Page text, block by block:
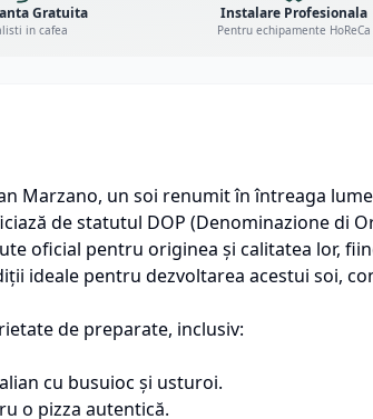
Gratuita
in cafea
Instalare Profesionala
Pentru echipamente HoReCa
Marzano, un soi renumit în întreaga
de statutul DOP (Denominazione di
oficial pentru originea și calitatea lor,
ideale pentru dezvoltarea acestui soi,
de preparate, inclusiv:
cu busuioc și usturoi.
o pizza autentică.